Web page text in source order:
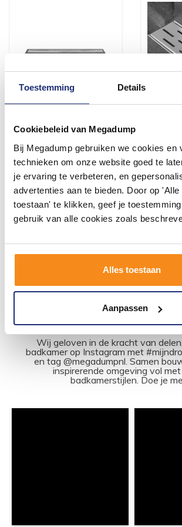
Toestemming Details
Cookiebeleid van Megadump
Bij Megadump gebruiken we cookies en
technieken om onze website goed te
je ervaring te verbeteren, en
advertenties aan te bieden. Door op 'Alle
toestaan' te klikken, geef je
gebruik van alle cookies zoals
Alles toestaan
Aanpassen
50 T/M 120 Cm
2 - 3 Weken
428,34
273,97
Meer info
2 - 3
5 21
Wij geloven in de kracht van
badkamer op Instagram met
en tag @megadumpnl. Samen
inspirerende omgeving vol
badkamerstijlen. Doe je